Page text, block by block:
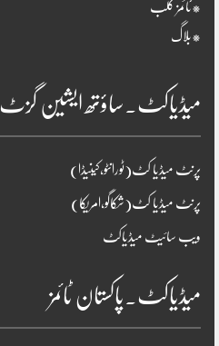
*ٹائمز کلب
*بلاگ
میڈیاکٹ۔ساؤتھ ایشین گزٹ
پرنٹ میڈیا کٹ(ٹورانٹو،کینیڈا)
پرنٹ میڈیا کٹ(شکاگو،امریکا)
ویب سائیٹ میڈیاکٹ
میڈیاکٹ۔پاکستان ٹائمز